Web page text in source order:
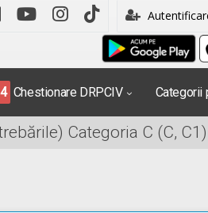
Chestionare DRPCIV Categorii
Categoria C (C, C1)